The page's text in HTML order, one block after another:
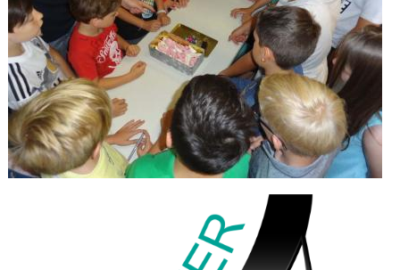
Schulleben
Schulfahrten
WebUntis